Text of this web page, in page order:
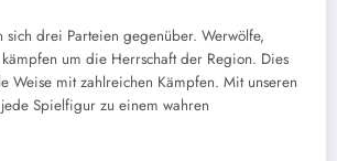
sich drei Parteien gegenüber. Werwölfe,
um die Herrschaft der Region. Dies
Weise mit zahlreichen Kämpfen. Mit unseren
Spielfigur zu einem wahren